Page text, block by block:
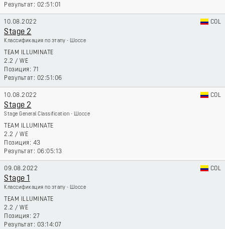
02:51:01
10.08.2022 COL
Stage 2
Классификация по этапу - Шоссе
TEAM ILLUMINATE
2.2 / WE
71
02:51:06
10.08.2022 COL
Stage 2
Stage General Classification - Шоссе
TEAM ILLUMINATE
2.2 / WE
43
06:05:13
09.08.2022 COL
Stage 1
Классификация по этапу - Шоссе
TEAM ILLUMINATE
2.2 / WE
27
03:14:07